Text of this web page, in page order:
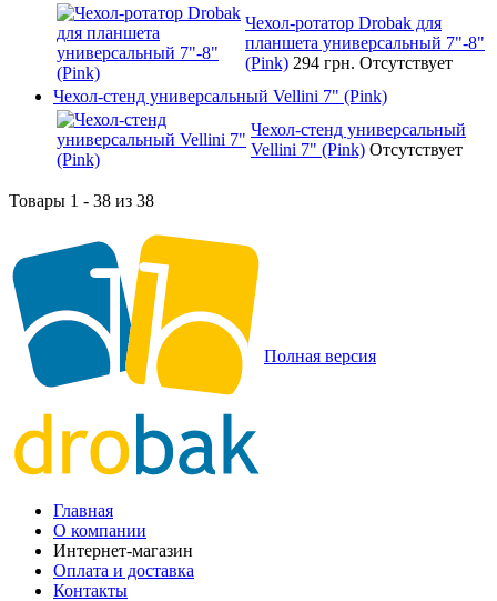
Чехол-ротатор Drobak для
планшета универсальный 7"-8"
(Pink) 294 грн. Отсутствует
Чехол-стенд универсальный Vellini 7" (Pink)
Чехол-стенд универсальный
Vellini 7" (Pink) Отсутствует
Товары 1 - 38 из 38
Полная версия
Главная
О компании
Интернет-магазин
Оплата и доставка
Контакты